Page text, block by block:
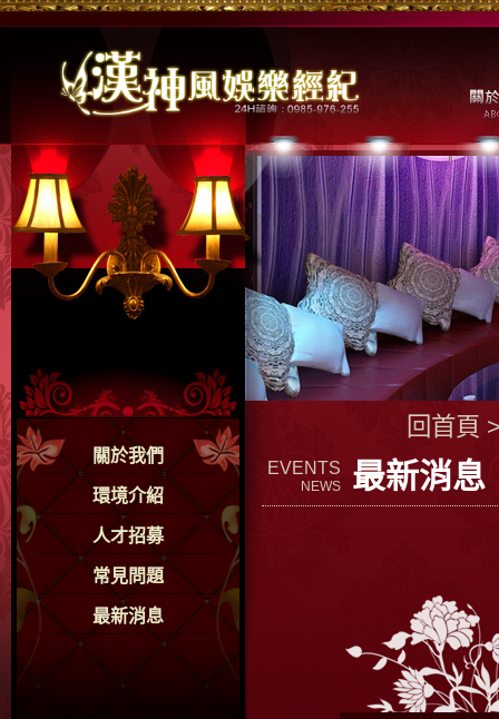
關於我們
環境介紹
人才招募
常見問題
最新消息
回首頁
EVENTS
NEWS 最新消息